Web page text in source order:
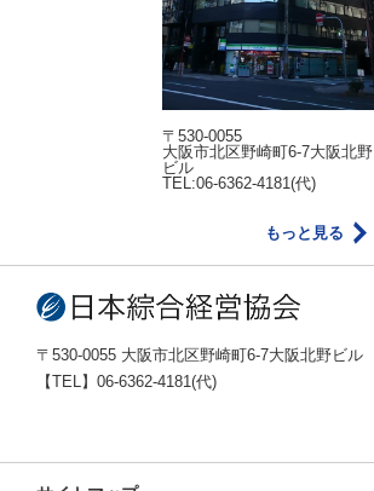
〒530-0055
大阪市北区野崎町6-7大阪北野
ビル
TEL:06-6362-4181(代)
もっと見る
〒530-0055 大阪市北区野崎町6-7大阪北野ビル
【TEL】06-6362-4181(代)